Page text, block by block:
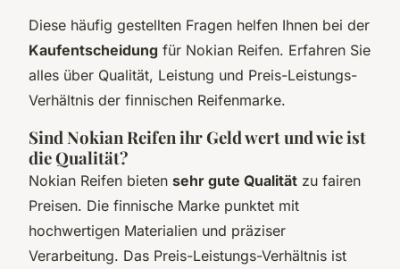
Diese häufig gestellten Fragen helfen Ihnen bei der
Kaufentscheidung für Nokian Reifen. Erfahren Sie
alles über Qualität, Leistung und Preis-Leistungs-
Verhältnis der finnischen Reifenmarke.
Sind Nokian Reifen ihr Geld wert und wie ist
die Qualität?
Nokian Reifen bieten sehr gute Qualität zu fairen
Preisen. Die finnische Marke punktet mit
hochwertigen Materialien und präziser
Verarbeitung. Das Preis-Leistungs-Verhältnis ist